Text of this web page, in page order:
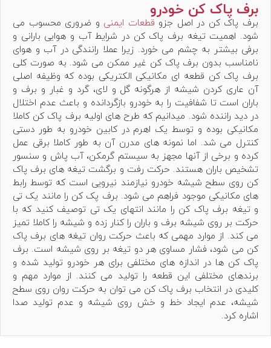
برف پاک کن خودرو
برف پاک کن در اصل جزو قطعات ایمنی و ضروری محسوب می
شود. اهمیت تیغه برف پاک کن در شرایط آب و هوایی بارانی و
برفی بیشتر به چشم می خورد. زیرا عملا رانندگی در آب و هوای
نامناسب بدون برف پاک کن غیر ممکن می شود. به صورت کلی
برف پاک کن قطعه ای مکانیکی الکتریکی بوده که وظیفه اصلی
آن عاری کردن شیشه از هرگونه گل و لای، گرد و غبار و برف و
باران است تا شفافیت را به خودرو بازگردانده و باعث عدم اختلال
در دید راننده شود. میدانیم که طرح های اولیه برف پاک کن کاملا
مکانیکی بوده و توسط یک اهرم در کابین خودرو به طور دستی
کنترل می شد. اما نمونه های مدرن آن به طور کاملا برقی عمل
کرده و برخی از آنها مجهز به سیستم گرمکن، آب پاش و سنسور
تشخیص باران هستند. حرکت رفت و برگشت تیغه های برف پاک
کن روی سطح شیشه خودرو نیازمند نیرویی است که توسط رابط
های مکانیکی موجود فراهم می شود. برف پک کن را مانند یک تی
و تیغه برف پاک کن را مانند انتهای یک تی توصیف کنید که با
حرکت بر روی شیشه برف و باران را کنار زده و شیشه را کاملا تمیز
می کند. از موارد مهمی که باعث حرکت روان تیغه های برف پاک
کن می شود، فشار مساوی هر دو تیغه بر روی شیشه است. برف
پاک کن ها در اندازه های مختلفی برای هر خودرو تولید شده و
برندهای مختلفی این قطعه را تولید می کنند. از موارد مهم و
کلیدی در انتخاب برف پاک کن می توان به حرکت روان روی سطح
شیشه، عدم ایجاد خط و خش روی شیشه و عدم تولید صدا
اشاره کرد.